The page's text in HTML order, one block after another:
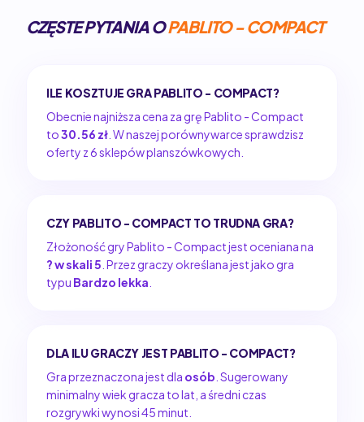
CZĘSTE PYTANIA OPABLITO - COMPACT
ILE KOSZTUJE GRA PABLITO - COMPACT?
Obecnie najniższa cena za grę Pablito - Compact
to30.56 zł . W naszej porównywarce sprawdzisz
oferty z 6 sklepów planszówkowych.
CZY PABLITO - COMPACT TO TRUDNA GRA?
Złożoność gry Pablito - Compact jest oceniana na
? w skali 5 . Przez graczy określana jest jako gra
typu Bardzo lekka
DLA ILU GRACZY JEST PABLITO - COMPACT?
Gra przeznaczona jest dla osób . Sugerowany
minimalny wiek gracza to lat, a średni czas
rozgrywki wynosi 45 minut.